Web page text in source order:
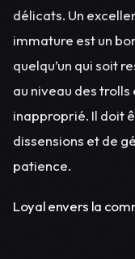
délicats. Un
immature est un
quelqu’un qui soit
au niveau des
inapproprié. Il doit
dissensions et de
patience.
Loyal envers la